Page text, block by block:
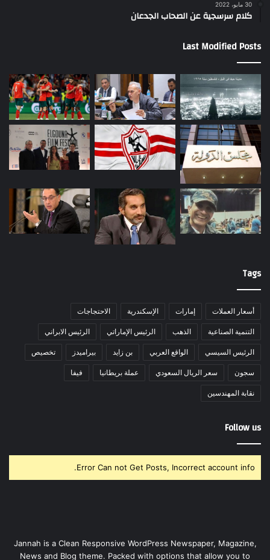
30 مايو، 2022
كلام سرسجية عن الصحاب الجدعان
Last Modified Posts
Tags
أسعار العملات إمارات الإسكندرية الاحتجاجات
التنمية الصناعية الذهب الرئيس الإماراتي الرئيس الابراني
الرئيس السيسي الواقع العربي بن زايد بيراميدز تخصيص
سجون سعر الريال السعودي عملة بريطانيا فيفا
نقابة المهندسين
Follow us
Error Can not Get Posts, Incorrect account info.
Jannah is a Clean Responsive WordPress Newspaper, Magazine,
News and Blog theme. Packed with options that allow you to